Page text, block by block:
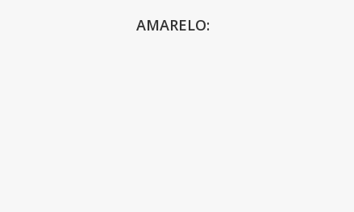
AMARELO: